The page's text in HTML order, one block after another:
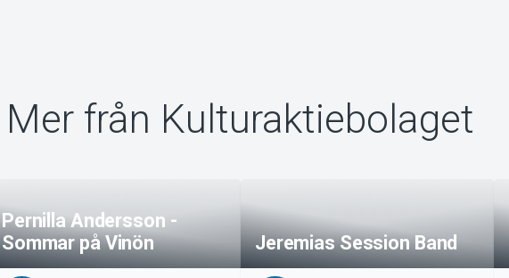
Mer från Kulturaktiebolaget
Pernilla Andersson -
Sommar på Vinön
Jeremias Session Band